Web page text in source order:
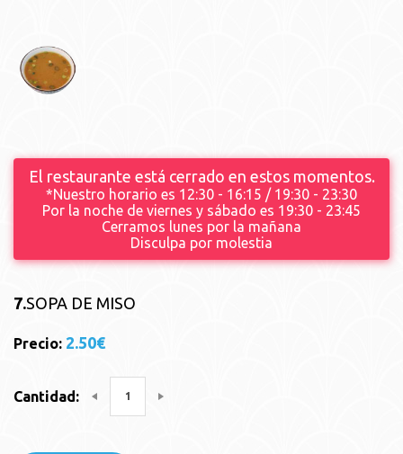
El restaurante está cerrado en estos momentos.
*Nuestro horario es 12:30 - 16:15 / 19:30 - 23:30
Por la noche de viernes y sábado es 19:30 - 23:45
Cerramos lunes por la mañana
Disculpa por molestia
7.SOPA DE MISO
Precio: 2.50€
Cantidad: